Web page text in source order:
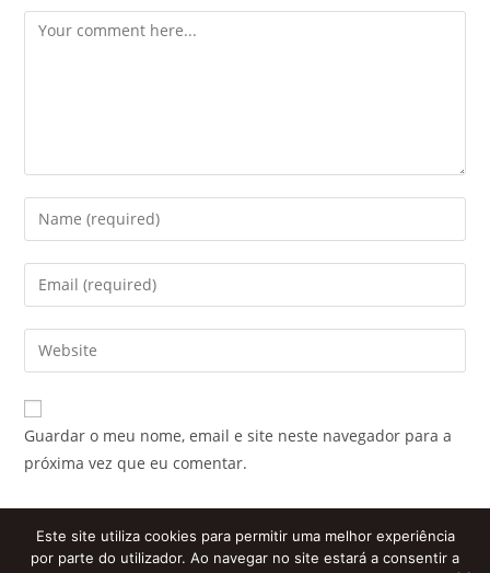
Comment
Enter
your
name
comment
Enter
your
email
address
comment
Enter
your
website
URL
Guardar o meu nome, email e site neste navegador para a
próxima vez que eu comentar.
Este site utiliza cookies para permitir uma melhor experiência
por parte do utilizador. Ao navegar no site estará a consentir a